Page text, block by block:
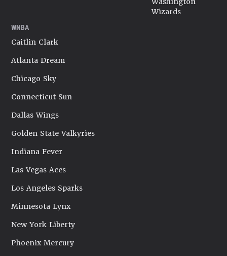
Wizards
WNBA
Caitlin Clark
Atlanta Dream
Chicago Sky
Connecticut Sun
Dallas Wings
Golden State Valkyries
Indiana Fever
Las Vegas Aces
Los Angeles Sparks
Minnesota Lynx
New York Liberty
Phoenix Mercury